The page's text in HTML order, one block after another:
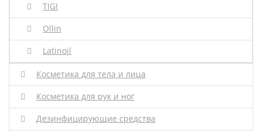
TIGI
Ollin
Latinoil
Косметика для тела и лица
Косметика для рук и ног
Дезинфицирующие средства